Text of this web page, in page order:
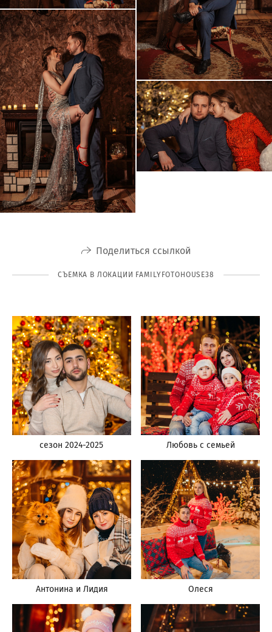
Поделиться ссылкой
СЪЕМКА В ЛОКАЦИИ FAMILYFOTOHOUSE38
сезон 2024-2025 Любовь с семьей
Антонина и Лидия Олеся